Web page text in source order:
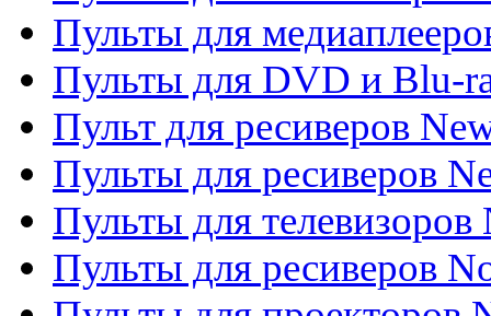
Пульты для
Пульты для DVD и Blu-
Пульт для ресиверов
Пульты для ресиверов
Пульты для телевизоров
Пульты для ресиверов